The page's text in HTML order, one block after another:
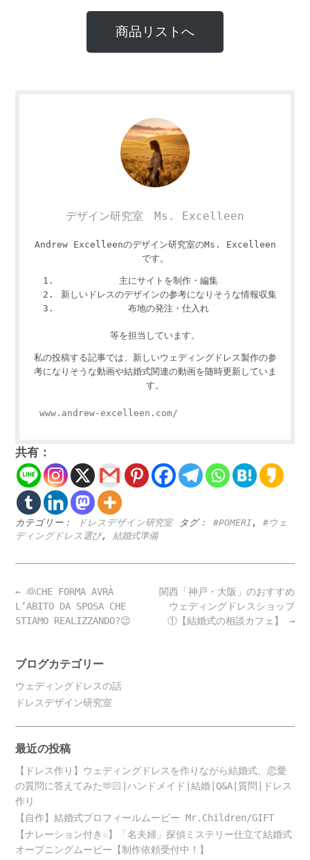
商品リストへ
デザイン研究室 Ms. Excelleen
Andrew Excelleenのデザイン研究室のMs. Excelleen
です。
主にサイトを制作・編集
新しいドレスのデザインの参考になりそうな情報収集
布地の発注・仕入れ
等を担当しています。
私の投稿する記事では、新しいウェディングドレス製作の参
考になりそうな動画や結婚式関連の動画を随時更新していま
す。
www.andrew-excelleen.com/
共有：
カテゴリー： ドレスデザイン研究室 タグ： #POMERI, #ウェ
ディングドレス選び, 結婚式準備
Post
navigation
関西「神戸・大阪」のおすすめ
ウェディングドレスショップ
①【結婚式の相談カフェ】 →
← 👰CHE FORMA AVRÀ
L’ABITO DA SPOSA CHE
STIAMO REALIZZANDO?😉
ブログカテゴリー
ウェディングドレスの話
ドレスデザイン研究室
最近の投稿
【ドレス作り】ウェディングドレスを作りながら結婚式、恋愛
の質問に答えてみた🫶🏻|ハンドメイド|結婚|Q&A|質問|ドレス
作り
【自作】結婚式プロフィールムービー Mr.Children/GIFT
【ナレーション付き☆】「名夫婦」探偵ミステリー仕立て結婚式
オープニングムービー【制作依頼受付中！】